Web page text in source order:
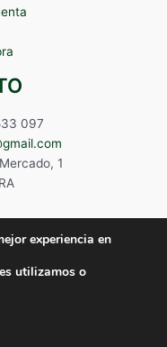
097
1
experiencia en
utilizamos o